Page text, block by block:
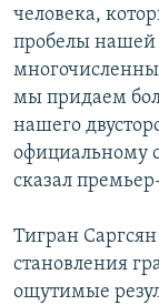
человека,
пробелы
мы придаем
нашего
официальному
сказал
Тигран
становления
ощутимые